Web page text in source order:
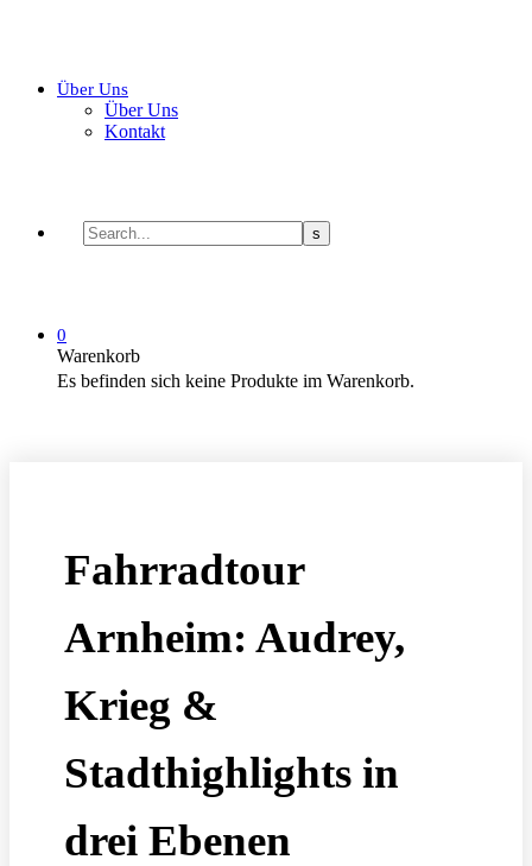
Über Uns
Über Uns
Kontakt
0
Warenkorb
Es befinden sich keine Produkte im Warenkorb.
Fahrradtour
Arnheim: Audrey,
Krieg &
Stadthighlights in
drei Ebenen